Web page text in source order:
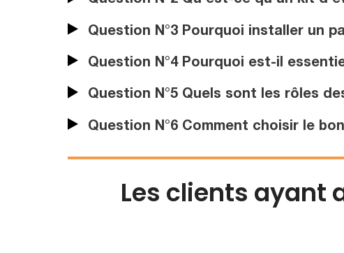
Question N°3 Pourquoi installer un
Question N°4 Pourquoi est-il
Question N°5 Quels sont les rôles
Question N°6 Comment choisir le
Les clients ayant